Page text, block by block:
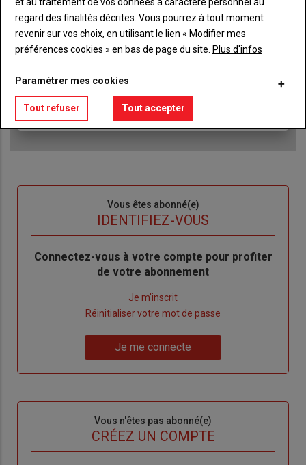
Liste
à
Accédez à tous les articles du site L'Aurore
newsletter du journal L'Aurore Paysanne
Vous êtes abonné(e)
IDENTIFIEZ-VOUS
Body
Connectez-vous à votre compte pour profiter
de votre abonnement
Je m'inscrit
de
Réinitialiser votre mot de passe
me
Je me connecte
Vous n'êtes pas abonné(e)
CRÉEZ UN COMPTE
regard des finalités décrites. Vous pourrez à tout moment
revenir sur vos choix, en utilisant le lien « Modifier mes
préférences cookies » en bas de page du site. Plus d'infos
Paramétrer mes cookies
Tout refuser Tout accepter